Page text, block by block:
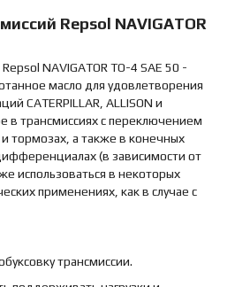
Repsol NAVIGATOR
NAVIGATOR TO-4 SAE 50 -
масло для удовлетворения
CATERPILLAR, ALLISON и
в трансмиссиях с переключением
тормозах, а также в конечных
(в зависимости от
использоваться в некоторых
применениях, как в случае с
трансмиссии.